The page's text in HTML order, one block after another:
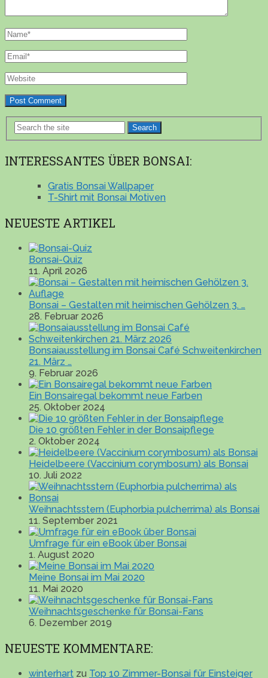
Search
INTERESSANTES ÜBER BONSAI:
Gratis Bonsai Wallpaper
T-Shirt mit Bonsai Motiven
NEUESTE ARTIKEL
Bonsai-Quiz
11. April 2026
Bonsai – Gestalten mit heimischen Gehölzen 3. …
28. Februar 2026
Bonsaiausstellung im Bonsai Café Schweitenkirchen
21. März …
9. Februar 2026
Ein Bonsairegal bekommt neue Farben
25. Oktober 2024
Die 10 größten Fehler in der Bonsaipflege
2. Oktober 2024
Heidelbeere (Vaccinium corymbosum) als Bonsai
10. Juli 2022
Weihnachtsstern (Euphorbia pulcherrima) als Bonsai
11. September 2021
Umfrage für ein eBook über Bonsai
1. August 2020
Meine Bonsai im Mai 2020
11. Mai 2020
Weihnachtsgeschenke für Bonsai-Fans
6. Dezember 2019
NEUESTE KOMMENTARE:
winterhart zu Top 10 Zimmer-Bonsai für Einsteiger